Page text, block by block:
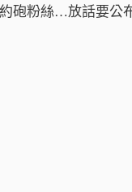
砲粉絲…放話要公